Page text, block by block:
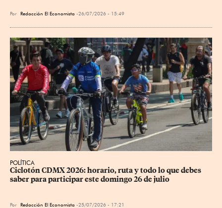
Por Redacción El Economista 26/07/2026 - 15:49
POLÍTICA
Ciclotón CDMX 2026: horario, ruta y todo lo que debes
saber para participar este domingo 26 de julio
Por Redacción El Economista 25/07/2026 - 17:21